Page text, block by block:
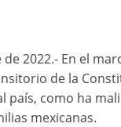
de 2022.- En el
de la
país, como ha
mexicanas.